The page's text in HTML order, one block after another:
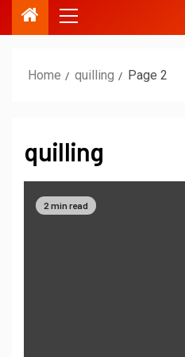
Home quilling Page 2
quilling
2 min read